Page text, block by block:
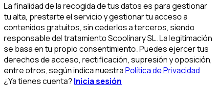
La finalidad de la recogida de tus datos es para gestionar
tu alta, prestarte el servicio y gestionar tu acceso a
contenidos gratuitos, sin cederlos a terceros, siendo
responsable del tratamiento Scoolinary SL. La legitimación
se basa en tu propio consentimiento. Puedes ejercer tus
derechos de acceso, rectificación, supresión y oposición,
entre otros, según indica nuestraPolítica de Privacidad
¿Ya tienes cuenta? Inicia sesión